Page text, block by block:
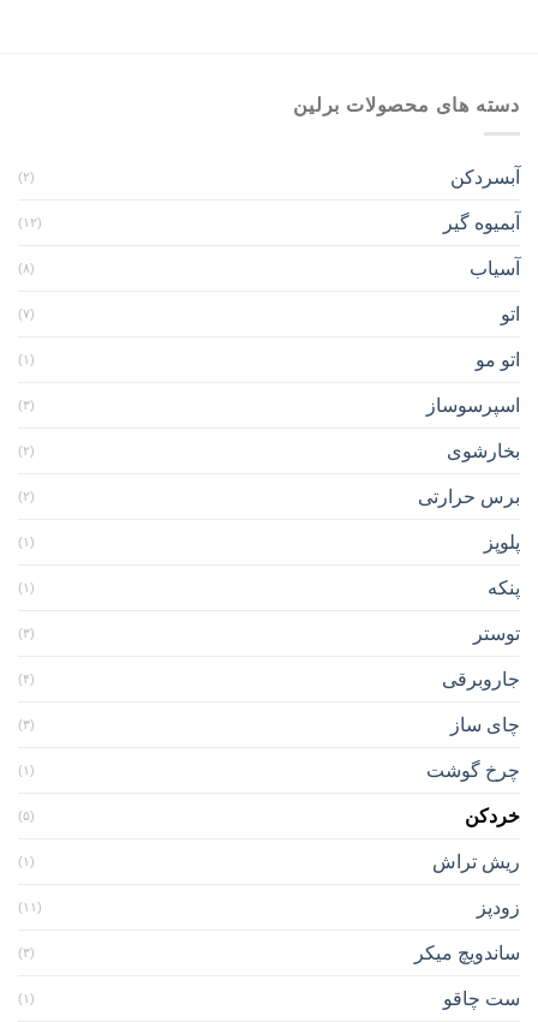
دسته های محصولات برلین
آبسردکن (۲)
آبمیوه گیر (۱۲)
آسیاب (۸)
اتو (۷)
اتو مو (۱)
اسپرسوساز (۳)
بخارشوی (۲)
برس حرارتی (۲)
پلوپز (۱)
پنکه (۱)
توستر (۳)
جاروبرقی (۴)
چای ساز (۳)
چرخ گوشت (۱)
خردکن (۵)
ریش تراش (۱)
زودپز (۱۱)
ساندویچ میکر (۳)
ست چاقو (۱)